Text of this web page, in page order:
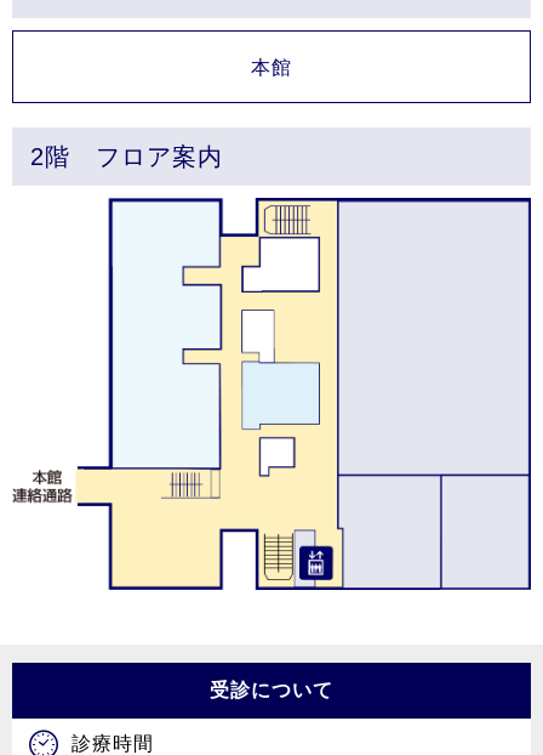
本館
2階 フロア案内
受診について
診療時間